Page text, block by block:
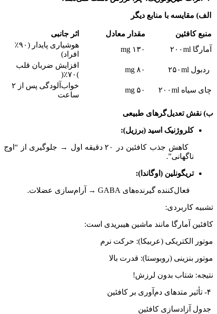
الف) مقایسه با منابع دیگر
منبع کافئین مقدار معادل
اثر جانبی
آمارگا ۲۰۰ml
۱۳۰ mg
هوشیاری پایدار (۹۰٪
افراد)
ردبول ۲۵۰ml
۸۰ mg
افزایش ضربان قلب
)۷۰٪(
چای سیاه ۲۰۰ml
۵۰ mg
خواب‌آلودگی پس از ۲
ساعت
ب) نقش تعدیل‌گرهای طبیعی
کلروژنیک اسید (برزیل):
کاهش جذب کافئین در ۲۰ دقیقه اول → جلوگیری از “اوج
ناگهانی”.
تریگونلین (اوگاندا):
فعال‌کننده گیرنده‌های GABA → آرام‌سازی عضلات.
تشبیه کاربردی:
کافئین آمارگا مانند ماشین هیبریدی است:
موتور الکتریکی (عربیکا): حرکت نرم
موتور بنزینی (روبوستا): قدرت بالا
نتیجه: شتاب بدون لرزش!
جدول آزادسازی کافئین